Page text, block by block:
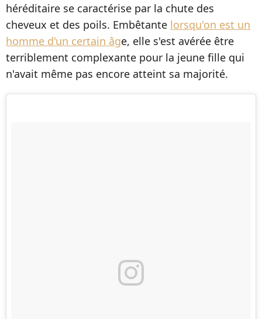
héréditaire se caractérise par la chute des
cheveux et des poils. Embêtante lorsqu'on est un
homme d'un certain âge, elle s'est avérée être
terriblement complexante pour la jeune fille qui
n'avait même pas encore atteint sa majorité.